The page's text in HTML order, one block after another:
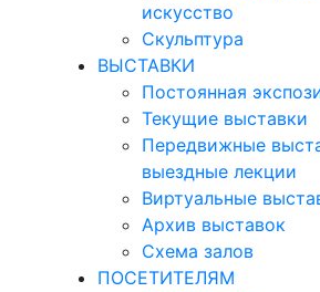
искусство
Скульптура
ВЫСТАВКИ
Постоянная
Текущие выставки
Передвижные
выездные лекции
Виртуальные
Архив выставок
Схема залов
ПОСЕТИТЕЛЯМ